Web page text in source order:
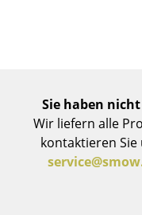
Outdoor-
Akkuleuchten
Sie haben
Wir liefern alle
kontaktieren